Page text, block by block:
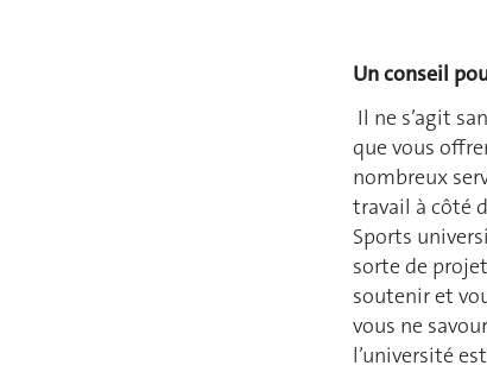
Un conseil
Il ne s’agit
que vous
nombreux
travail à côté
Sports
sorte de
soutenir et
vous ne
l’université